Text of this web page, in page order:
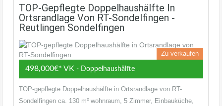
TOP-Gepflegte Doppelhaushälfte In
Ortsrandlage Von RT-Sondelfingen -
Reutlingen Sondelfingen
Zu verkaufen
498,000€* VK - Doppelhaushälfte
TOP-gepflegte Doppelhaushälfte in Ortsrandlage von RT-
Sondelfingen ca. 130 m² wohnraum, 5 Zimmer, Einbauküche,